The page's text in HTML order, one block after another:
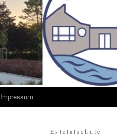
Impressum
E s t e t a l s c h u l e